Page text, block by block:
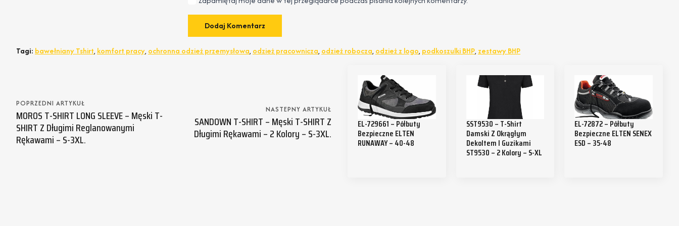
Tagi: bawełniany Tshirt, komfort pracy, ochronna odzież przemysłowa, odzież pracownicza, odzież robocza, odzież z logo, podkoszulki BHP, zestawy BHP
POPRZEDNI ARTYKUŁ
MOROS T-SHIRT LONG SLEEVE – Męski T-
SHIRT Z Długimi Reglanowanymi
Rękawami – S-3XL.
NASTEPNY ARTYKUŁ
SANDOWN T-SHIRT – Męski T-SHIRT Z
Długimi Rękawami – 2 Kolory – S-3XL.
EL-729661 – Półbuty
Bezpieczne ELTEN
RUNAWAY – 40-48
SST9530 – T-Shirt
Damski Z Okrągłym
Dekoltem I Guzikami
ST9530 – 2 Kolory – S-XL
EL-72872 – Półbuty
Bezpieczne ELTEN SENEX
ESD – 35-48